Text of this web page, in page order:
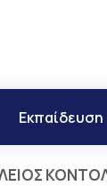
Εκπαίδευση